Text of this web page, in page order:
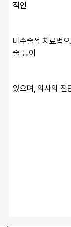
적인
비수술적 치료법
술 등이
있으며, 의사의 진